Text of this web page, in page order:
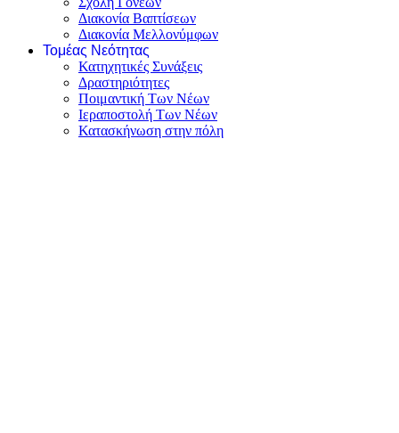
Διακονία Βαπτίσεων
Διακονία Μελλονύμφων
Τομέας Νεότητας
Κατηχητικές Συνάξεις
Δραστηριότητες
Ποιμαντική Των Νέων
Ιεραποστολή Των Νέων
Κατασκήνωση στην πόλη